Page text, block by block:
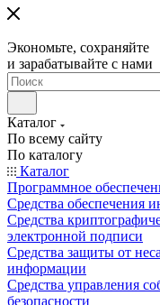
Экономьте, сохраняйте
и зарабатывайте с нами
Каталог
По всему сайту
По каталогу
Каталог
Программное
Средства обеспечения
Средства
электронной подписи
Средства защиты от
информации
Средства управления
безопасности